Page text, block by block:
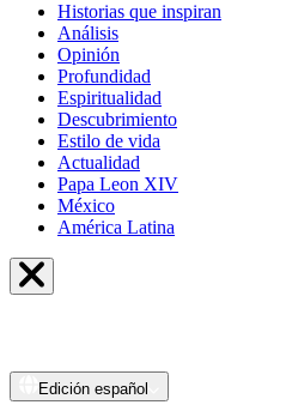
Historias que inspiran
Análisis
Opinión
Profundidad
Espiritualidad
Descubrimiento
Estilo de vida
Actualidad
Papa Leon XIV
México
América Latina
Edición español